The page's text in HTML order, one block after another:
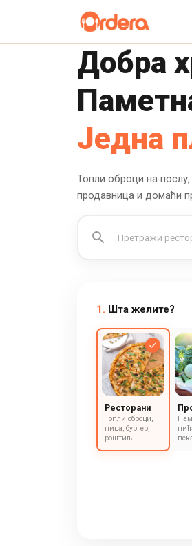
Добра
Једна
Топли оброци на
продавница и домаћи
1. Шта желите?
Ресторани
Топли оброци,
пица, бургер,
роштиљ...